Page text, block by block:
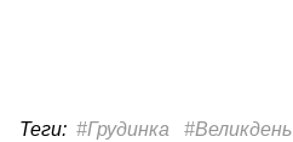
Теги: #Грудинка #Великдень